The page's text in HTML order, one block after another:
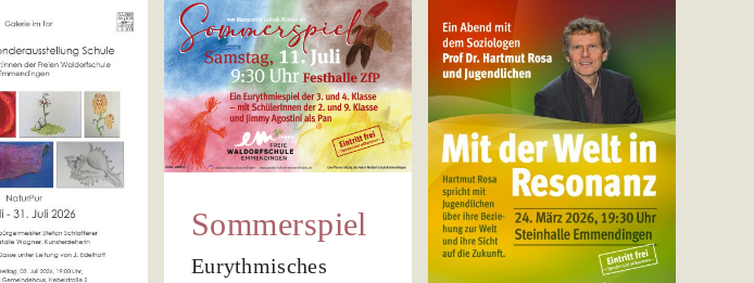
Veranstaltungen
Sommerspiel
Eurythmisches
Mit der
Welt in
Resonanz
Allgemein Veranstaltungen